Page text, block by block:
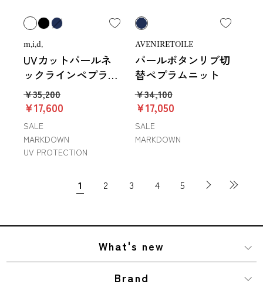
m,i,d,
UVカットパールネ
ックラインペプラム
ニットプルオーバー
￥35,200
￥17,600
SALE
MARKDOWN
UV PROTECTION
AVENIRETOILE
パールボタンリブ切
替ペプラムニット
￥34,100
￥17,050
SALE
MARKDOWN
1 2 3 4 5
What's new
Brand